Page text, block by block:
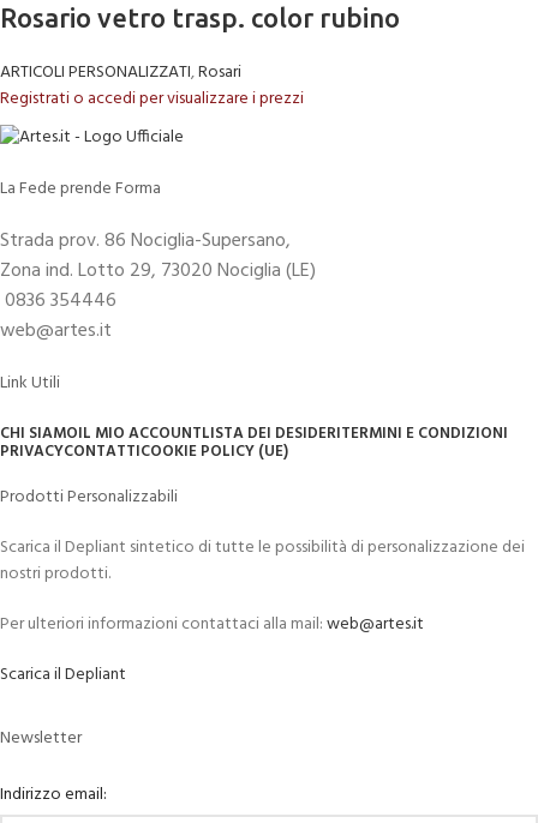
Rosario vetro trasp. color rubino
ARTICOLI PERSONALIZZATI,Rosari
Registrati o accedi per visualizzare i prezzi
La Fede prende Forma
Strada prov. 86 Nociglia-Supersano,
Zona ind. Lotto 29, 73020 Nociglia (LE)
0836 354446
web@artes.it
Link Utili
CHI SIAMOIL MIO ACCOUNTLISTA DEI DESIDERITERMINI E CONDIZIONI
PRIVACYCONTATTICOOKIE POLICY (UE)
Prodotti Personalizzabili
Scarica il Depliant sintetico di tutte le possibilità di personalizzazione dei
nostri prodotti.
Per ulteriori informazioni contattaci alla mail:web@artes.it
Scarica il Depliant
Newsletter
Indirizzo email: